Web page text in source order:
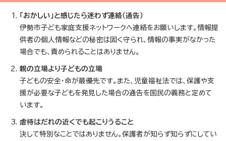
「おかしい」と感じたら迷わず連絡（通告）
伊勢市子ども家庭支援ネットワークへ連絡をお願いします。情報提
供者の個人情報などの秘密は固く守られ、情報の事実がなかった
場合でも、責められることはありません。
親の立場より子どもの立場
子どもの安全・命が最優先です。また、児童福祉法では、保護や支
援が必要な子どもを発見した場合の通告を国民の義務と定めて
います。
虐待はだれの近くでも起こりうること
決して特別なことではありません。保護者が知らず知らずにしてい